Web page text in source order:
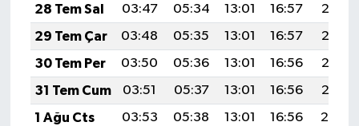
28 Tem Sal
03:47 05:34 13:01 16:57
20:18
29 Tem Çar
03:48 05:35 13:01 16:57
20:17
30 Tem Per
03:50 05:36 13:01 16:56
20:16
31 Tem Cum
03:51 05:37 13:01 16:56
20:15
1 Ağu Cts
03:53 05:38 13:01 16:56
20:14